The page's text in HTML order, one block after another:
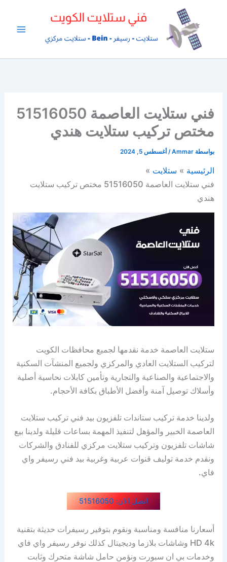
فني ستلايت العاصمة 51516050
مختص تركيب ستلايت هندي
بواسطة Ammar
/ أغسطس 5, 2024
الرئيسية
ستلايت
فني ستلايت العاصمة 51516050 مختص تركيب ستلايت
هندي
ستلايت العاصمة خدمة نقدمها لجميع محافظات الكويت
لتركيب الستلايت العادي والمركزي ولجميع المنشآت السكنية
والاجتماعية والصناعية والتجارية وتأمين كابلات نحاسية أصلية
وأسلاك توصيل آمنة وأفضل الأطباق بكافة الأحجام.
ولدينا خدمة تركيب ستاندات تلفزيون بيد فني تركيب ستلايت
العاصمة الخبير والمؤهل لتنفيذ المهمة بساعات قليلة ولدينا بيع
شاشات تلفزيون وتركيب ستلايت مركزي للفنادق والشركات
ونقدم خدمة توليف قنوات عربية وغربية بيد فني رسيفر واي
فاي.
اتصل الان: 51516050
أسعارنا منافسة ومناسبة ونقوم بتوفير رسيفرات حديثة بتقنية
HD 4k وشاشات بلازما وديجيتال كذلك نوفر رسيفر واي فاي
وخدمات بي ان سبورت ونؤمن حامل شاشة متحرك وثابت